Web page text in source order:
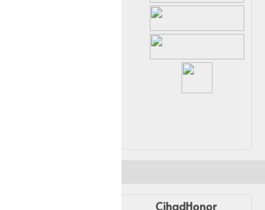
CihadHonor